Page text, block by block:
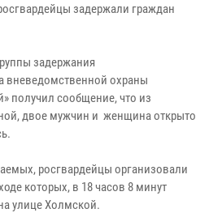
задержали граждан
задержания
вневедомственной охраны
получил сообщение, что из
двое мужчин и женщина открыто
росгвардейцы организовали
которых, в 18 часов 8 минут
улице Холмской.